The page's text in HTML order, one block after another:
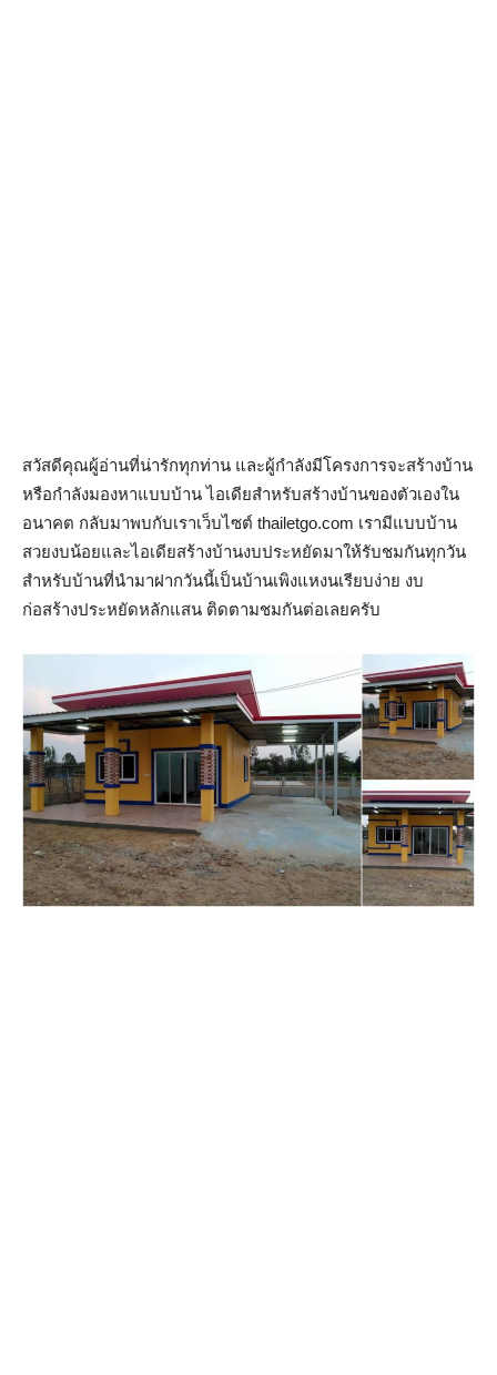
สวัสดีคุณผู้อ่านที่น่ารักทุกท่าน และผู้กำลังมีโครงการจะสร้างบ้าน
หรือกำลังมองหาแบบบ้าน ไอเดียสำหรับสร้างบ้านของตัวเองใน
อนาคต กลับมาพบกับเราเว็บไซต์ thailetgo.com เรามีแบบบ้าน
สวยงบน้อยและไอเดียสร้างบ้านงบประหยัดมาให้รับชมกันทุกวัน
สำหรับบ้านที่นำมาฝากวันนี้เป็นบ้านเพิงแหงนเรียบง่าย งบ
ก่อสร้างประหยัดหลักแสน ติดตามชมกันต่อเลยครับ